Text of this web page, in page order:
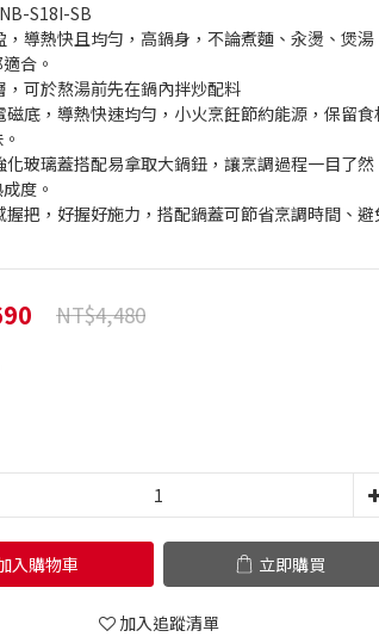
S18I-SB
導熱快且均勻，高鍋身，不論煮麵、汆燙、煲湯
合。
可於熬湯前先在鍋內拌炒配料
底，導熱快速均勻，小火烹飪節約能源，保留食
玻璃蓋搭配易拿取大鍋鈕，讓烹調過程一目了然
度。
把，好握好施力，搭配鍋蓋可節省烹調時間、避
NT$4,480
入購物車 立即購買
加入追蹤清單